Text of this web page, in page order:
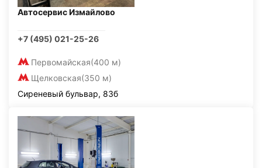
Автосервис Измайлово
+7 (495) 021-25-26
Первомайская(400 м)
Щелковская(350 м)
Сиреневый бульвар, 83б